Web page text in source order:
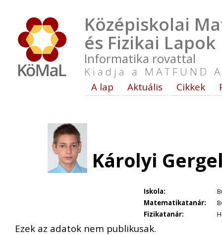
Középiskolai
és Fizikai Lapok
Informatika rovattal
Kiadja a MATFUND
A lap Aktuális Cikkek
Károlyi
Iskola:
Matematikatanár:
Fizikatanár:
Ezek az adatok nem publikusak.